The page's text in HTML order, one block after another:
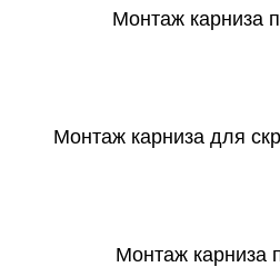
Монтаж карниза
Монтаж карниза для
Монтаж карниза